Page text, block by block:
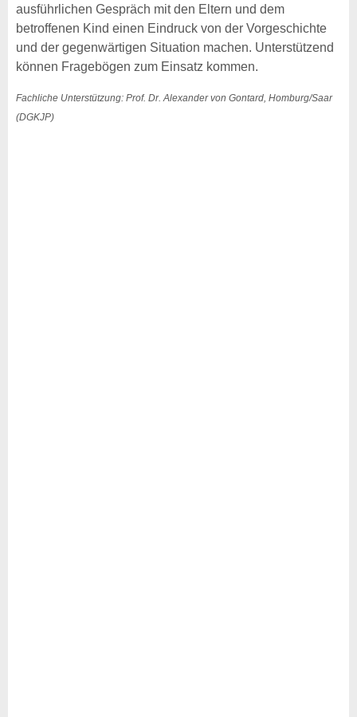
ausführlichen Gespräch mit den Eltern und dem
betroffenen Kind einen Eindruck von der Vorgeschichte
und der gegenwärtigen Situation machen. Unterstützend
können Fragebögen zum Einsatz kommen.
Fachliche Unterstützung: Prof. Dr. Alexander von Gontard, Homburg/Saar
(DGKJP)